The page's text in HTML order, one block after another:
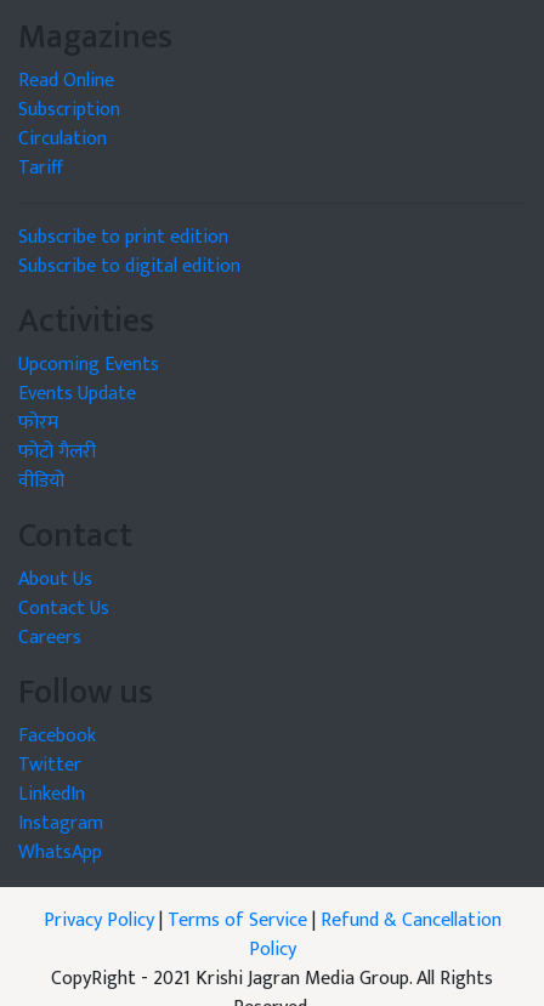
Magazines
Read Online
Subscription
Circulation
Tariff
Subscribe to print edition
Subscribe to digital edition
Activities
Upcoming Events
Events Update
फोरम
फोटो गैलरी
वीडियो
Contact
About Us
Contact Us
Careers
Follow us
Facebook
Twitter
LinkedIn
Instagram
WhatsApp
Privacy Policy|Terms of Service|Refund & Cancellation
Policy
CopyRight - 2021 Krishi Jagran Media Group. All Rights